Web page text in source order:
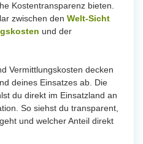
Kostentransparenz bieten.
zwischen den Welt-Sicht
und der
Vermittlungskosten decken
deines Einsatzes ab. Die
du direkt im Einsatzland an
So siehst du transparent,
und welcher Anteil direkt